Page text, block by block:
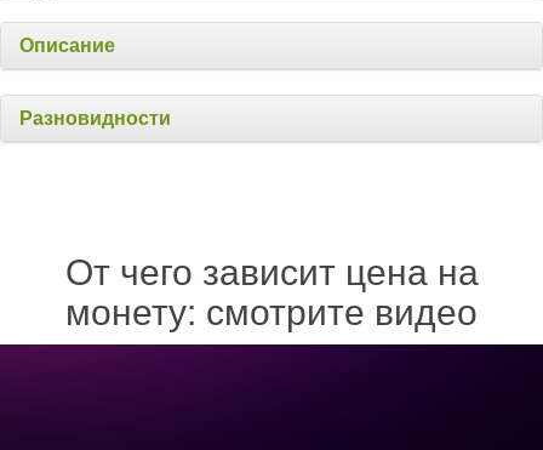
Описание
Разновидности
От чего зависит цена на
монету: смотрите видео